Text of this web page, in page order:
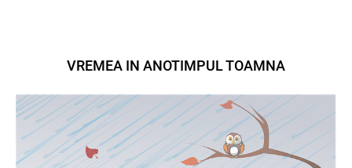
VREMEA IN ANOTIMPUL TOAMNA